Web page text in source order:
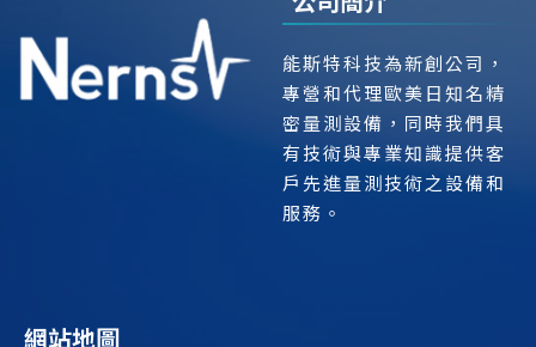
能斯特科技為新創公司，
專營和代理歐美日知名精
密量測設備，同時我們具
有技術與專業知識提供客
戶先進量測技術之設備和
服務。
網站地圖